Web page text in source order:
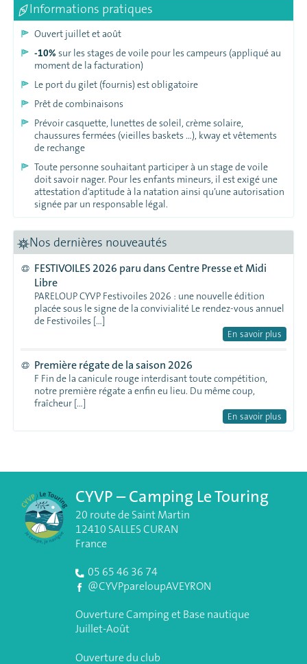
Informations pratiques
Ouvert juillet et août
-10% sur les stages de voile pour les campeurs (appliqué au
moment de la facturation)
Le port du gilet (fournis) est obligatoire
Prêt de combinaisons
Prévoir casquette, lunettes de soleil, crème solaire,
chaussures fermées (vieilles baskets …), kway et vêtements
de rechange
Toute personne souhaitant participer à un stage de voile
doit savoir nager. Pour les enfants mineurs, il est exigé une
attestation d’aptitude à la natation ainsi qu’une autorisation
signée par un responsable légal.
Nos dernières nouveautés
FESTIVOILES 2026 paru dans Centre Presse et Midi
Libre
PARELOUP CYVP Festivoiles 2026 : une nouvelle édition
placée sous le signe de la convivialité Le rendez-vous annuel
de Festivoiles […]
En savoir plus
Première régate de la saison 2026
F Fin de la canicule rouge interdisant toute compétition,
notre première régate a enfin eu lieu. Du même coup,
fraîcheur […]
En savoir plus
CYVP – Camping Le Touring
20 route de Saint Martin
12410 SALLES CURAN
France
05 65 46 36 74
@CYVPpareloupAVEYRON
Ouverture Camping et Base nautique
Juillet-Août
Ouverture du club